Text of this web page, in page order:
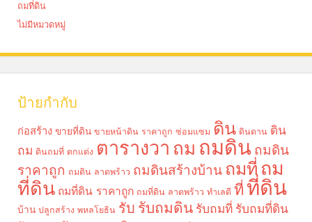
ถมที่ดิน
ไม่มีหมวดหมู่
ป้ายกำกับ
ก่อสร้าง ขายที่ดิน ขายหน้าดิน ราคาถูก ซ่อมแซม ดิน ดินดาน ดิน
ถม ดินถมที่ ตกแต่ง ตารางวา ถม ถมดิน ถมดิน
ราคาถูก ถมดิน ลาดพร้าว ถมดินสร้างบ้าน ถมที่ถม
ที่ดิน ถมที่ดิน ราคาถูก ถมที่ดิน ลาดพร้าว ทำเลดี ที่ ที่ดิน
บ้าน ปลูกสร้าง พหลโยธิน รับ รับถมดิน รับถมที่ รับถมที่ดิน